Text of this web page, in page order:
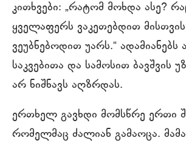
კითხვები: „რატომ მოხდა ასე?
ყველაფერს ვაკეთებდით
ვეუბნებოდით უარს.“
საკვებითა და სამოსით ბავშვის
არ ნიშნავს აღზრდას.
ერთხელ გავხდი მომსწრე ერთი
რომელმაც ძალიან გამაოცა.